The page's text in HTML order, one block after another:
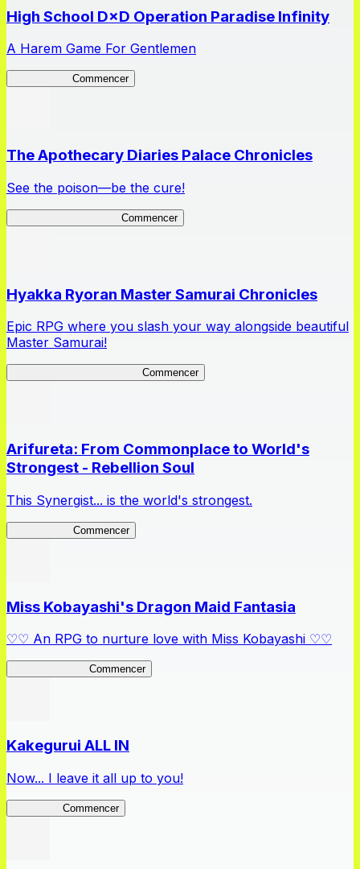
High School D×D Operation Paradise Infinity
A Harem Game For Gentlemen
Commencer
The Apothecary Diaries Palace Chronicles
See the poison—be the cure!
Commencer
Hyakka Ryoran Master Samurai Chronicles
Epic RPG where you slash your way alongside beautiful
Master Samurai!
Commencer
Arifureta: From Commonplace to World's
Strongest - Rebellion Soul
This Synergist... is the world's strongest.
Commencer
Miss Kobayashi's Dragon Maid Fantasia
♡♡ An RPG to nurture love with Miss Kobayashi ♡♡
Commencer
Kakegurui ALL IN
Now... I leave it all up to you!
Commencer